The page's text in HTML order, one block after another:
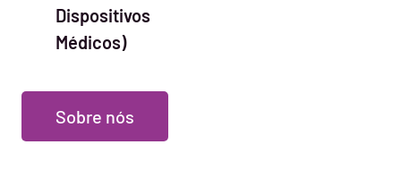
Dispositivos
Médicos)
Sobre nós